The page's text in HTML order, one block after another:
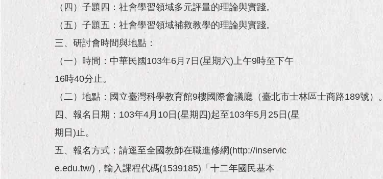
（四）子題四：社會學習領域多元評量的理論與實踐。
（五）子題五：社會學習領域補救教學的理論與實踐。
三、研討會時間與地點：
（一）時間：中華民國103年6月7日(星期六)上午9時至下午
16時40分止。
（二）地點：國立臺灣科學教育館9樓國際會議廳（臺北市士林區士商路189號）。
四、報名日期：103年4月10日(星期四)起至103年5月25日(星
期日)止。
五、報名方式：請逕至全國教師在職進修網(http://inservic
e.edu.tw/)，輸入課程代碼(1539185)「十二年國民基本